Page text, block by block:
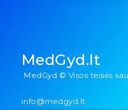
MedGyd.lt
MedGyd © Visos teisės
info@medgyd.lt